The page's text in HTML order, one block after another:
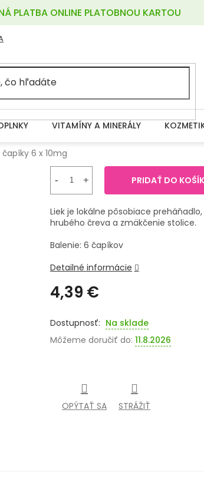
PLATBA ONLINE PLATOBNOU KARTOU
VITAMÍNY A MINERÁLY
6 x 10mg
4,39 €
cena:
Na sklade
Môžeme doručiť do: 11.8.2026
PRIDAŤ DO
Liek je lokálne pôsobiace
hrubého čreva a zmäkčenie stolice.
Balenie: 6 čapíkov
Detailné informácie
OPÝTAŤ SA STRÁŽIŤ